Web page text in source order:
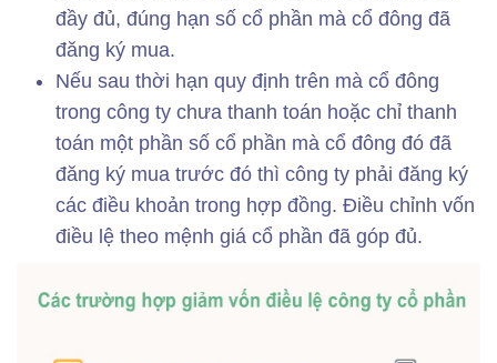
đầy đủ, đúng hạn số cổ phần mà cổ đông đã
đăng ký mua.
Nếu sau thời hạn quy định trên mà cổ đông
trong công ty chưa thanh toán hoặc chỉ thanh
toán một phần số cổ phần mà cổ đông đó đã
đăng ký mua trước đó thì công ty phải đăng ký
các điều khoản trong hợp đồng. Điều chỉnh vốn
điều lệ theo mệnh giá cổ phần đã góp đủ.